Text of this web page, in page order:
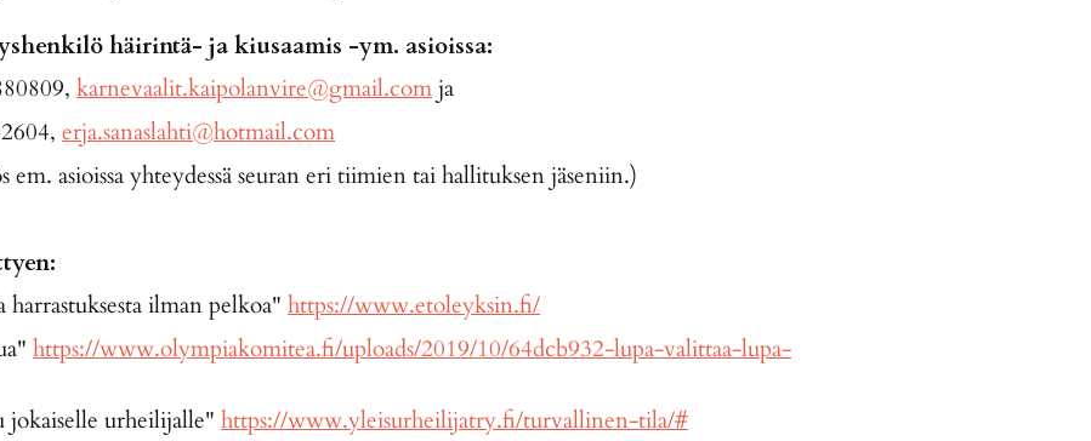
häirintä- ja kiusaamis -ym. asioissa:
karnevaalit.kaipolanvire@gmail.comja
erja.sanaslahti@hotmail.com
em. asioissa yhteydessä seuran eri tiimien tai hallituksen jäseniin.)
ilman pelkoa" https://www.etoleyksin.fi/
https://www.olympiakomitea.fi/uploads/2019/10/64dcb932-lupa-valittaa-lupa-
urheilijalle" https://www.yleisurheilijatry.fi/turvallinen-tila/#